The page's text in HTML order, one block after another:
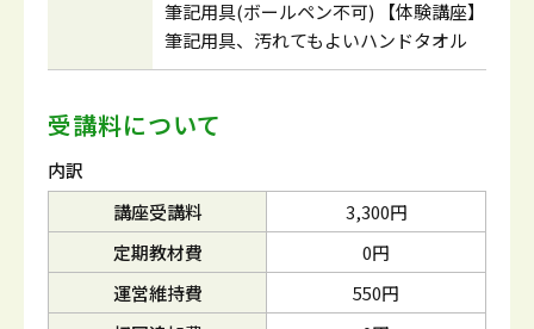
筆記用具(ボールペン不可) 【体験講座】
筆記用具、汚れてもよいハンドタオル
受講料について
内訳
講座受講料
3,300円
定期教材費
0円
運営維持費
550円